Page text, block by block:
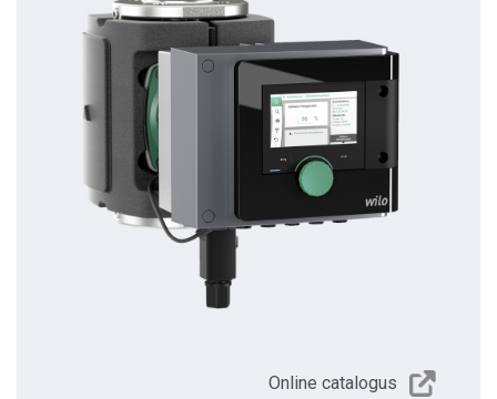
Online catalogus